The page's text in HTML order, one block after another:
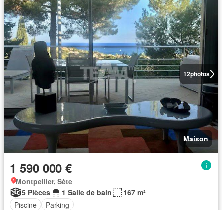
12photos
Maison
1 590 000 €
Montpellier, Sète
5 Pièces
1 Salle de bain
167 m²
Piscine
Parking